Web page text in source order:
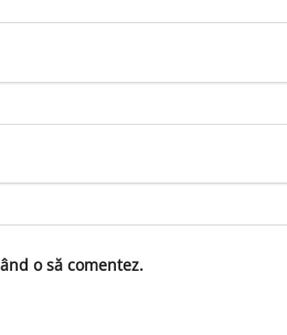
o să comentez.